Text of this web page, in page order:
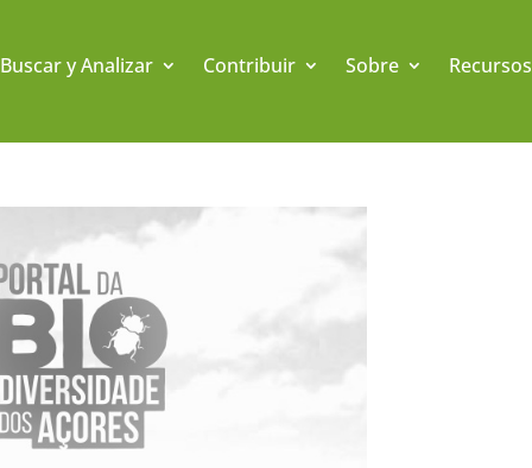
Buscar y Analizar Contribuir Sobre Recursos